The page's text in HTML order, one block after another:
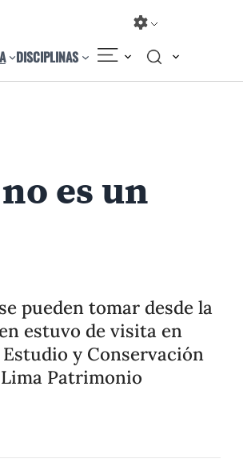
DISCIPLINAS
es un
pueden tomar desde la
estuvo de visita en
y Conservación
Patrimonio